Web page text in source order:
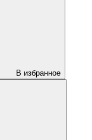
В избранное